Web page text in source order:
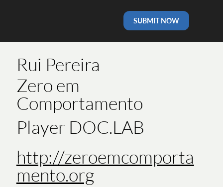
SUBMIT NOW
Rui Pereira
Zero em
Comportamento
Player DOC.LAB
http://zeroemcomporta
mento.org